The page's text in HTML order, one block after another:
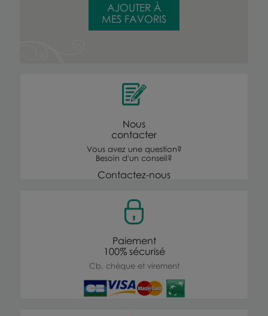
AJOUTER À
MES FAVORIS
Nous
contacter
Vous avez une question?
Besoin d'un conseil?
Contactez-nous
Paiement
100% sécurisé
Cb, chèque et virement